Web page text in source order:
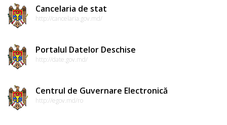
Cancelaria de stat
http://cancelaria.gov.md/
Portalul Datelor Deschise
http://date.gov.md/
Centrul de Guvernare Electronică
http://egov.md/ro